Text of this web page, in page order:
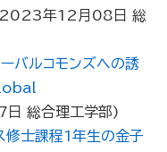
2023年12月08日 総
ーバルコモンズへの誘
総合理工学部)
修士課程1年生の金子